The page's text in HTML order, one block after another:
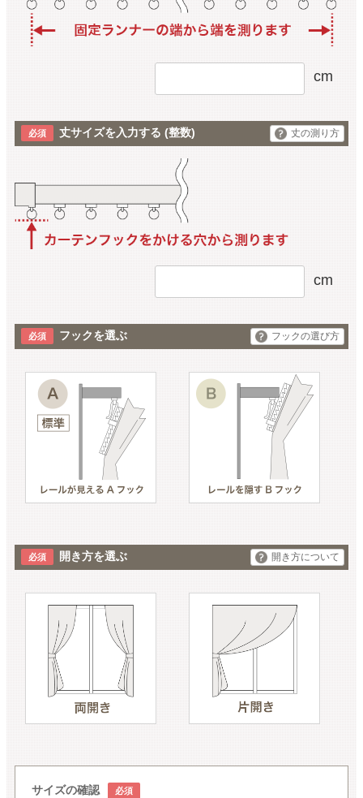
cm
丈サイズを入力する (整数) 丈の測り方
cm
フックを選ぶ フックの選び方
開き方を選ぶ 開き方について
サイズの確認